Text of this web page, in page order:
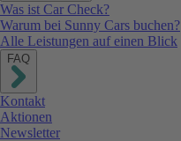
Was ist Car Check?
Warum bei Sunny Cars buchen?
Alle Leistungen auf einen Blick
FAQ
Kontakt
Aktionen
Newsletter